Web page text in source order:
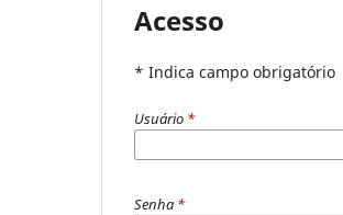
Acesso
* Indica campo obrigatório
Usuário *
Senha *